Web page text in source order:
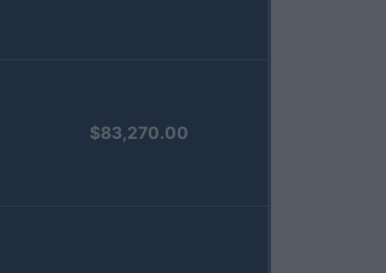
$83,270.00